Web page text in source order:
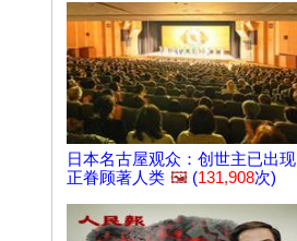
日本名古屋观众：创世主已出现
正眷顾著人类 🖼️ (131,908次)